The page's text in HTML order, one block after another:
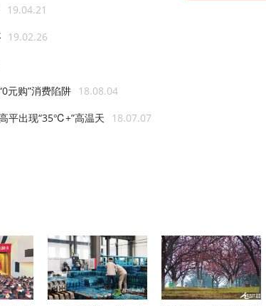
19.04.21
19.02.26
元购”消费陷阱 18.08.04
平出现“35℃+”高温天 18.07.07